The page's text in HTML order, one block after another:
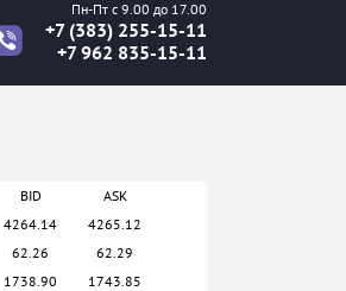
Пн-Пт с 9.00 до 17.00
+7 (383) 255-15-11
+7 962 835-15-11
BID
ASK
4264.14
4265.12
62.26
62.29
1738.90
1743.85